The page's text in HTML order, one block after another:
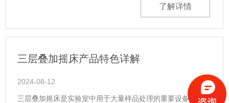
了解详情
三层叠加摇床产品特色详解
2024-08-12
三层叠加摇床是实验室中用于大量样品处理的重要设备，它